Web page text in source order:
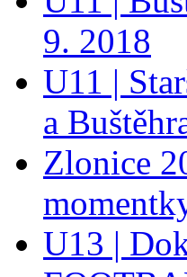
9. 2018
U11 |
a
Zlonice
U13 |